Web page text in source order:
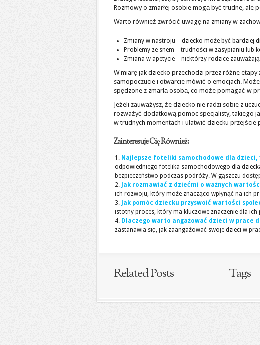
Rozmowy o zmarłej osobie mogą być trudne, ale
Warto również zwrócić uwagę na zmiany w
Zmiany w nastroju – dziecko może być bardziej
Problemy ze snem – trudności w zasypianiu lub
Zmiana w apetycie – niektórzy rodzice
W miarę jak dziecko przechodzi przez różne
samopoczucie i otwarcie mówić o emocjach.
spędzone z zmarłą osobą, co może pomagać w
Jeżeli zauważysz, że dziecko nie radzi sobie z
rozważyć dodatkową pomoc specjalisty, takiego
w trudnych momentach i ułatwić dziecku
Zainteresuje Cię Również:
Najlepsze foteliki samochodowe dla
odpowiedniego fotelika samochodowego dla
bezpieczeństwo podczas podróży. W gąszczu
Jak rozmawiać z dziećmi o ważnych
ich rozwoju, który może znacząco wpłynąć na ich
Jak pomóc dziecku przyswoić wartości
istotny proces, który ma kluczowe znaczenie dla
Dlaczego warto angażować dzieci w prace
zastanawia się, jak zaangażować swoje dzieci w
Related Posts Tags